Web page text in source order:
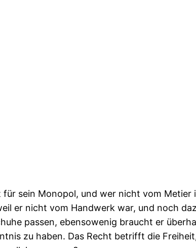
sein Monopol, und wer nicht vom Metier
er nicht vom Handwerk war, und noch
passen, ebensowenig braucht er
zu haben. Das Recht betrifft die